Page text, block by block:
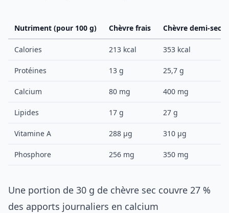
Nutriment (pour 100 g) Chèvre frais Chèvre demi-sec
Calories 213 kcal 353 kcal
Protéines 13 g 25,7 g
Calcium 80 mg 400 mg
Lipides 17 g 27 g
Vitamine A 288 µg 310 µg
Phosphore 256 mg 350 mg
Une portion de 30 g de chèvre sec couvre 27 %
des apports journaliers en calcium